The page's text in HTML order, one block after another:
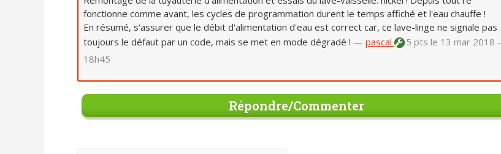
fonctionne comme avant, les cycles de programmation durent le temps affiché et l'eau chauffe !
En résumé, s'assurer que le débit d'alimentation d'eau est correct car, ce lave-linge ne signale pas
toujours le défaut par un code, mais se met en mode dégradé ! — pascal 5 pts le 13 mar 2018 -
18h45
Répondre/Commenter